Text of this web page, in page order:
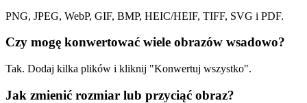
PNG, JPEG, WebP, GIF, BMP, HEIC/HEIF, TIFF, SVG i PDF.
Czy mogę konwertować wiele obrazów wsadowo?
Tak. Dodaj kilka plików i kliknij "Konwertuj wszystko".
Jak zmienić rozmiar lub przyciąć obraz?